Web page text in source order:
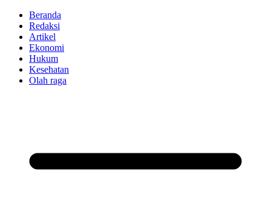
Beranda
Redaksi
Artikel
Ekonomi
Hukum
Kesehatan
Olah raga